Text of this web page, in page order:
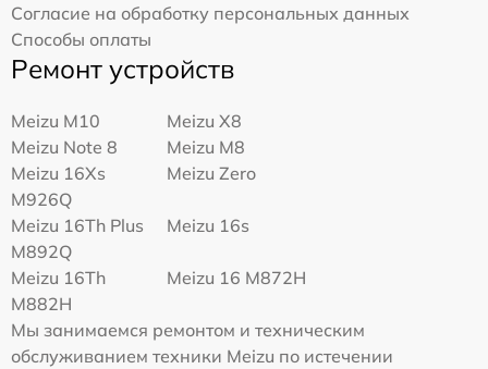
Согласие на обработку персональных данных
Способы оплаты
Ремонт устройств
Meizu M10
Meizu X8
Meizu Note 8
Meizu M8
Meizu 16Xs
M926Q
Meizu Zero
Meizu 16Th Plus
M892Q
Meizu 16s
Meizu 16Th
M882H
Meizu 16 M872H
Мы занимаемся ремонтом и техническим
обслуживанием техники Meizu по истечении